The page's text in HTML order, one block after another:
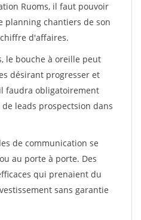
Ruoms, il faut pouvoir
planning chantiers de son
d'affaires.
le bouche à oreille peut
désirant progresser et
faudra obligatoirement
leads prospectsion dans
de communication se
au porte à porte. Des
qui prenaient du
sans garantie